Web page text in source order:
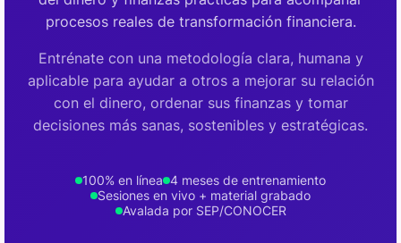
procesos reales de transformación financiera.
Entrénate con una metodología clara, humana y
aplicable para ayudar a otros a mejorar su relación
con el dinero, ordenar sus finanzas y tomar
decisiones más sanas, sostenibles y estratégicas.
100% en línea 4 meses de entrenamiento
Sesiones en vivo + material grabado
Avalada por SEP/CONOCER